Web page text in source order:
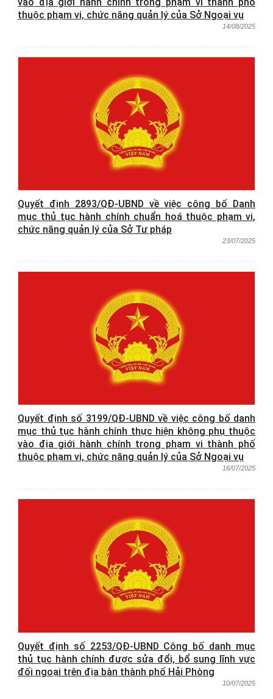
thuộc phạm vi, chức năng quản lý của Sở Ngoại vụ
14/08/2025
Quyết định 2893/QĐ-UBND về việc công bố Danh
mục thủ tục hành chính chuẩn hoá thuộc phạm vi,
chức năng quản lý của Sở Tư pháp
23/07/2025
Quyết định số 3199/QĐ-UBND về việc công bố danh
mục thủ tục hành chính thực hiện không phụ thuộc
vào địa giới hành chính trong phạm vi thành phố
thuộc phạm vi, chức năng quản lý của Sở Ngoại vụ
16/07/2025
Quyết định số 2253/QĐ-UBND Công bố danh mục
thủ tục hành chính được sửa đổi, bổ sung lĩnh vực
đối ngoại trên địa bàn thành phố Hải Phòng
10/07/2025